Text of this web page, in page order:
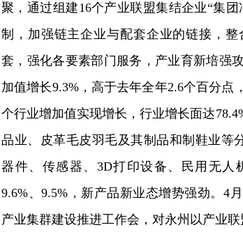
聚，通过组建16个产业联盟集结企业“集
制，加强链主企业与配套企业的链接，
套，强化各要素部门服务，产业育新培强
加值增长9.3%，高于去年全年2.6个百分点
个行业增加值实现增长，行业增长面达
品业、皮革毛皮羽毛及其制品和制鞋业等
器件、传感器、3D打印设备、民用无人
9.6%、9.5%，新产品新业态增势强劲。4
产业集群建设推进工作会，对永州以产业